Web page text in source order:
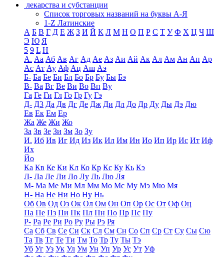
лекарства и субстанции
Список торговых названий на буквы А-Я
1-Z Латинские
А Б В Г Д Е Ж З И Й К Л М Н О П Р С Т У Ф Х Ц Ч Ш
Э Ю Я
5 9 L H
А. Аа Аб Ав Аг Ад Ае Аз Аи Ай Ак Ал Ам Ан Ап Ар
Ас Ат Ау Аф Ац Аш Аэ
Б- Ба Бе Би Бл Бо Бр Бу Бы Бэ
В- Ва Вг Ве Ви Во Вп Ву
Га Ге Ги Гл Го Гр Гу Гэ
Д- Д3 Да Дв Дг Де Дж Ди Дл До Др Ду Ды Дэ Дю
Ев Ек Ем Ер
Жа Же Жи Жо
За Зв Зе Зи Зм Зо Зу
И. Иб Ив Иг Ид Из Ик Ил Им Ин Ио Ип Ир Ис Ит Иф
Их
Йо
Ка Кв Ке Ки Кл Ко Кр Кс Ку Кь Кэ
Л- Ла Ле Ли Ло Лу Ль Лю Ля
М- Ма Ме Ми Мл Мм Мо Мс Му Мэ Мю Мя
Н- На Не Ни Но Ну Нь
Об Ов Од Оз Ок Ол Ом Он Оп Ор Ос От Оф Оц
Па Пе Пз Пи Пк Пл Пн По Пр Пс Пу
Р- Ра Ре Ри Ро Ру Ры Рэ Ря
Са Сб Св Се Си Ск Сл См Сн Со Сп Ср Ст Су Сы Сю
Та Тв Тг Те Ти Тм То Тр Ту Ты Тэ
Уб Уг Уз Ук Ул Ум Ун Уп Ур Ус Ут Уф